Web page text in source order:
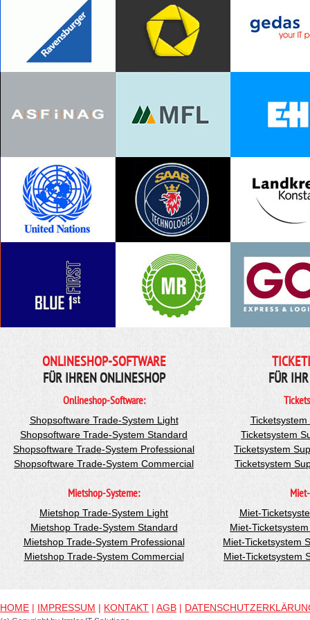
ONLINESHOP-SOFTWARE
FÜR IHREN ONLINESHOP
Onlineshop-Software:
Shopsoftware Trade-System Light
Shopsoftware Trade-System Standard
Shopsoftware Trade-System Professional
Shopsoftware Trade-System Commercial
Mietshop-Systeme:
Mietshop Trade-System Light
Mietshop Trade-System Standard
Mietshop Trade-System Professional
Mietshop Trade-System Commercial
FÜR
Ticketsystem
Ticketsystem
Ticketsystem
Miet-
Miet-
Miet-Ticketsystem
Miet-Ticketsystem
HOME | IMPRESSUM | KONTAKT | AGB |